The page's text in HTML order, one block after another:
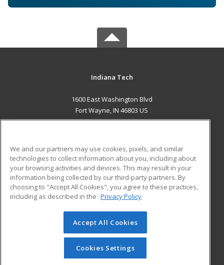
Indiana Tech
1600 East Washington Blvd
Fort Wayne, IN 46803 US
ADDITIONAL RESOURCES
Military
Financial Assistance
Help
Student Blog
© 2026 ed2go, a division of Cengage Learning. All rights
reserved. The material on this site cannot be reproduced or
redistributed unless you have obtained prior written
permission from Cengage Learning.Privacy Policy
We and our partners may use cookies, pixels, and similar
technologies to collect information about you, including about
your browsing activities and devices. This may result in your
information being collected by our third-party partners. By
choosing to "Accept All Cookies", you agree to these practices,
including as described in the Privacy Policy
Accept All Cookies
Cookies Settings